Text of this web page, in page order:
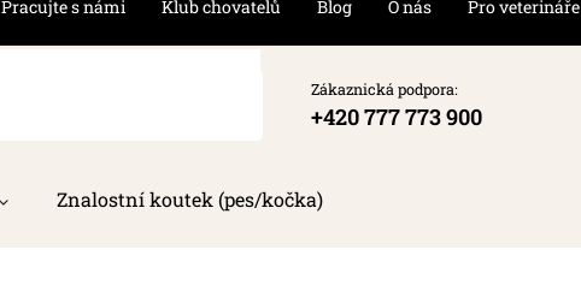
Pracujte s námi Klub chovatelů Blog O nás Pro veterináře
Zákaznická podpora:
+420 777 773 900
Znalostní koutek (pes/kočka)